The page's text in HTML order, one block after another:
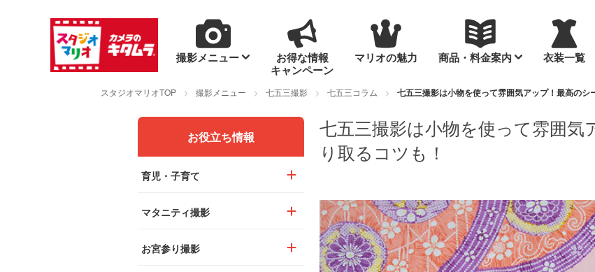
撮影メニュー
お得な情報
キャンペーン
マリオの魅力 商品・料金案内 衣装一覧
スタジオマリオTOP 撮影メニュー 七五三撮影 七五三コラム 七五三撮影は小物を使って雰囲気アップ！最高のシ
七五三撮影は小物を使って雰囲気
り取るコツも！
お役立ち情報
育児・子育て
マタニティ撮影
お宮参り撮影